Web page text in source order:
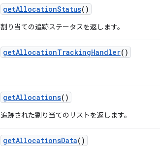
getAllocationStatus()
割り当ての追跡ステータスを返します。
getAllocationTrackingHandler()
getAllocations()
追跡された割り当てのリストを返します。
getAllocationsData()